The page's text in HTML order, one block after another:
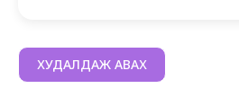
ХУДАЛДАЖ АВАХ